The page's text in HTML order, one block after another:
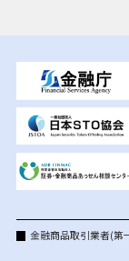
金融商品取引業者(第